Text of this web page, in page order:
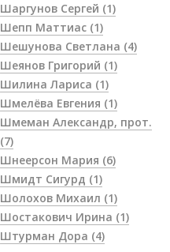
Шаргунов Сергей (1)
Шепп Маттиас (1)
Шешунова Светлана (4)
Шеянов Григорий (1)
Шилина Лариса (1)
Шмелёва Евгения (1)
Шмеман Александр, прот.
(7)
Шнеерсон Мария (6)
Шмидт Сигурд (1)
Шолохов Михаил (1)
Шостакович Ирина (1)
Штурман Дора (4)